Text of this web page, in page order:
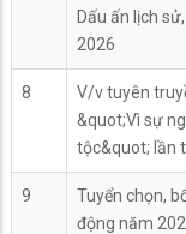
Dấu ấn lịch
2026
8
V/v tuyên
&quot;Vì sự
tộc&quot; lần
9
Tuyển chọn,
động năm